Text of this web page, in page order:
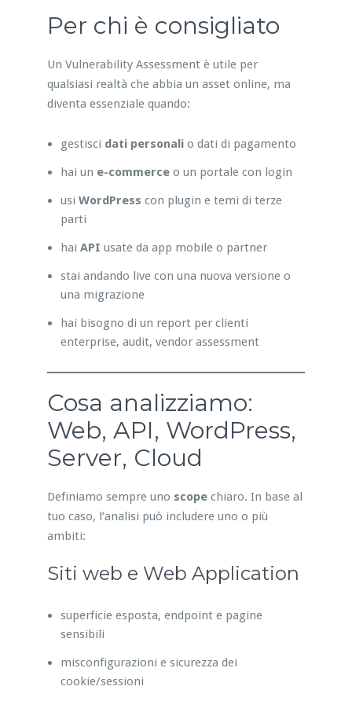
Per chi è consigliato
Un Vulnerability Assessment è utile per
qualsiasi realtà che abbia un asset online, ma
diventa essenziale quando:
gestisci dati personalio dati di pagamento
hai un e-commerceo un portale con login
usi WordPress con plugin e temi di terze
parti
hai API usate da app mobile o partner
stai andando live con una nuova versione o
una migrazione
hai bisogno di un report per clienti
enterprise, audit, vendor assessment
Cosa analizziamo:
Web, API, WordPress,
Server, Cloud
Definiamo sempre uno scopechiaro. In base al
tuo caso, l’analisi può includere uno o più
ambiti:
Siti web e Web Application
superficie esposta, endpoint e pagine
sensibili
misconfigurazioni e sicurezza dei
cookie/sessioni